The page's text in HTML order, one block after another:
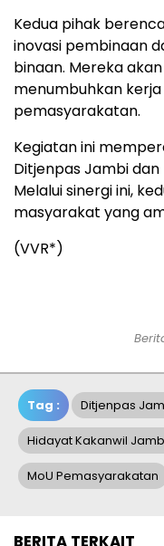
Kedua pihak
inovasi pembinaan
binaan. Mereka
menumbuhkan
pemasyarakatan.
Kegiatan ini
Ditjenpas Jambi dan
Melalui sinergi ini,
masyarakat yang
(VVR*)
Tag : Ditjenpas
Hidayat Kakanwil
MoU Pemasyarakatan